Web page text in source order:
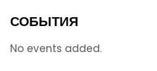
СОБЫТИЯ
No events added.